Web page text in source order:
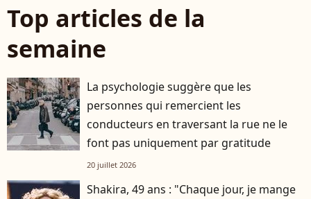
Top articles de la
semaine
La psychologie suggère que les
personnes qui remercient les
conducteurs en traversant la rue ne le
font pas uniquement par gratitude
20 juillet 2026
Shakira, 49 ans : "Chaque jour, je mange